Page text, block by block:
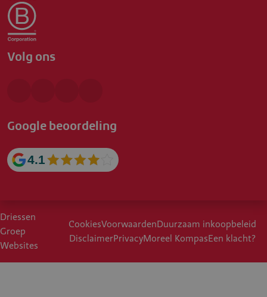
Volg ons
Google beoordeling
4.1
Driessen
Groep
Websites
CookiesVoorwaarden Duurzaam inkoopbeleid
DisclaimerPrivacyMoreel Kompas Een klacht?